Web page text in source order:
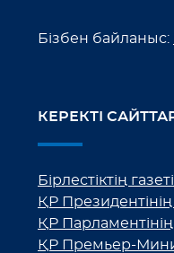
Бізбен байланыс:
КЕРЕКТІ
Бірлестіктің газеті
ҚР
ҚР
ҚР Премьер-